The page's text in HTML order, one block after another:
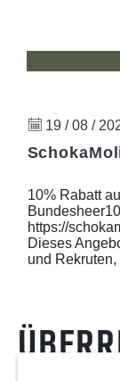
19 / 08 /
10% Rabatt
https://
Dieses
und Rekruten,